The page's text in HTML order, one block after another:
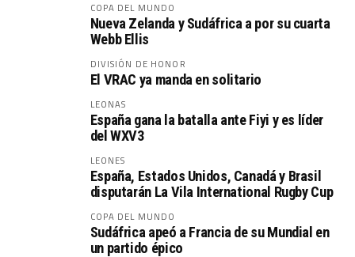
COPA DEL MUNDO
Nueva Zelanda y Sudáfrica a por su cuarta
Webb Ellis
DIVISIÓN DE HONOR
El VRAC ya manda en solitario
LEONAS
España gana la batalla ante Fiyi y es líder
del WXV3
LEONES
España, Estados Unidos, Canadá y Brasil
disputarán La Vila International Rugby Cup
COPA DEL MUNDO
Sudáfrica apeó a Francia de su Mundial en
un partido épico